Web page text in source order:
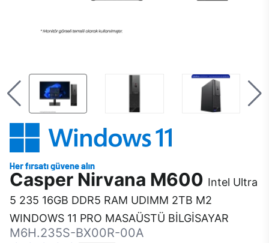
Casper Nirvana M600 Intel Ultra
5 235 16GB DDR5 RAM UDIMM 2TB M2
WINDOWS 11 PRO MASAÜSTÜ BİLGİSAYAR
M6H.235S-BX00R-00A